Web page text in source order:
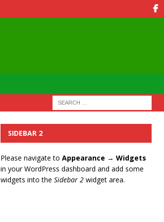
SIDEBAR 2
Please navigate to Appearance → Widgets
in your WordPress dashboard and add some
widgets into the Sidebar 2widget area.